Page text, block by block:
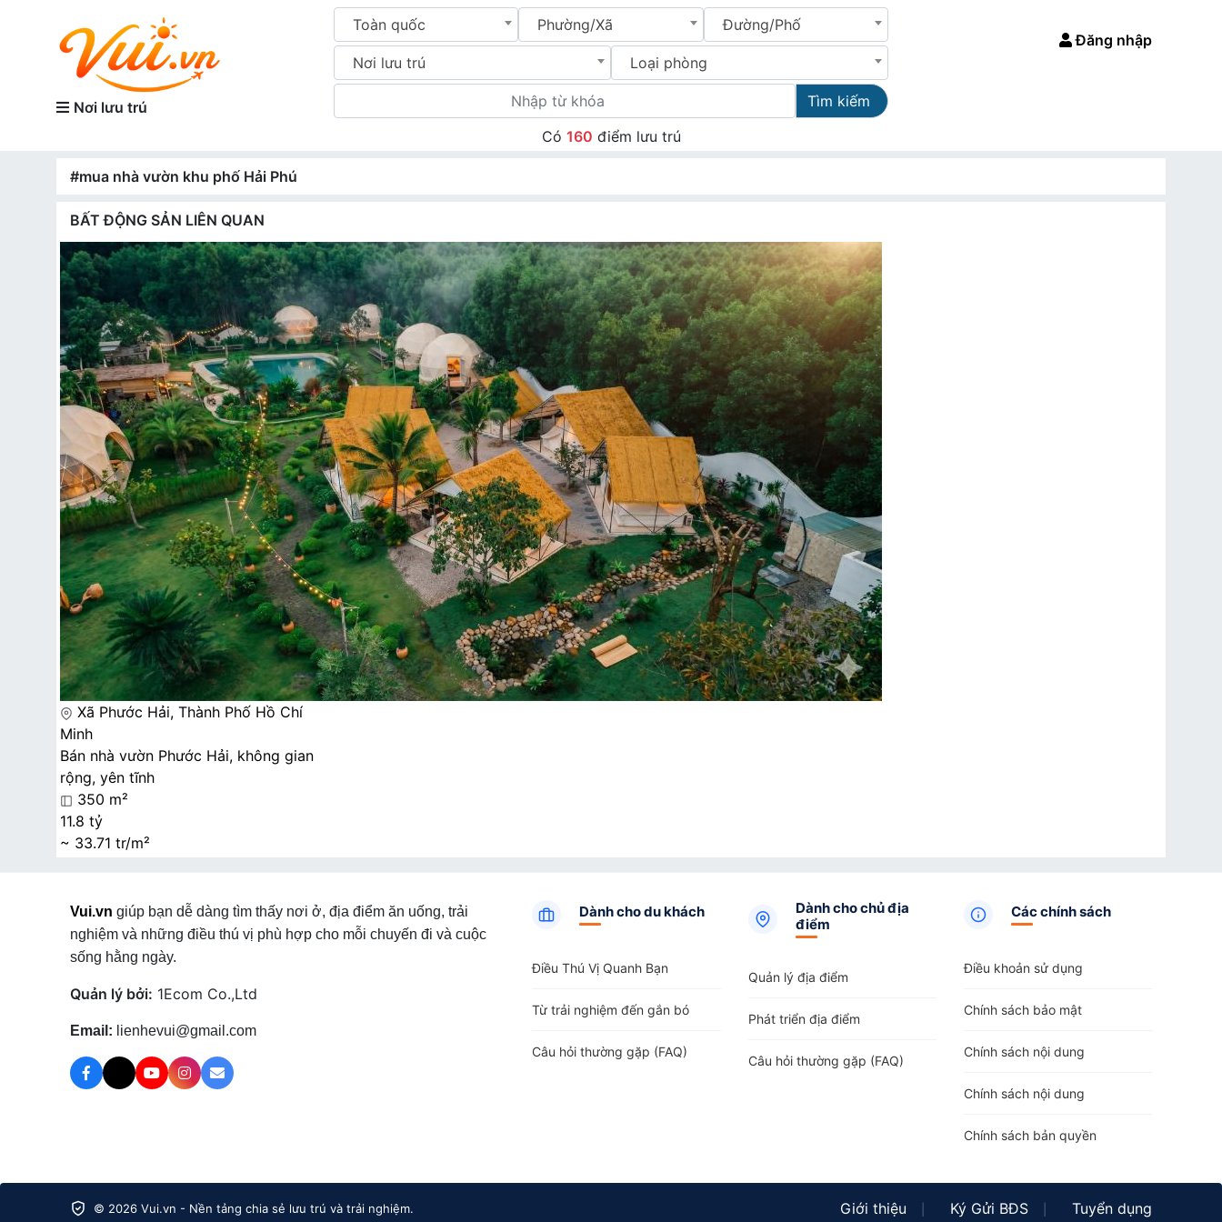
Nơi lưu trú
Toàn quốc Phường/Xã Đường/Phố
Nơi lưu trú Loại phòng
Tìm kiếm
Đăng nhập
Có 160 điểm lưu trú
#mua nhà vườn khu phố Hải Phú
BẤT ĐỘNG SẢN LIÊN QUAN
Xã Phước Hải, Thành Phố Hồ Chí
Minh
Bán nhà vườn Phước Hải, không gian
rộng, yên tĩnh
350 m²
11.8 tỷ
~ 33.71 tr/m²
Vui.vn giúp bạn dễ dàng tìm thấy nơi ở, địa điểm ăn uống, trải
nghiệm và những điều thú vị phù hợp cho mỗi chuyến đi và cuộc
sống hằng ngày.
Quản lý bởi: 1Ecom Co.,Ltd
Email: lienhevui@gmail.com
Dành cho du khách
Điều Thú Vị Quanh Bạn
Từ trải nghiệm đến gắn bó
Câu hỏi thường gặp (FAQ)
Dành cho chủ địa
điểm
Quản lý địa điểm
Phát triển địa điểm
Câu hỏi thường gặp (FAQ)
Các chính sách
Điều khoản sử dụng
Chính sách bảo mật
Chính sách nội dung
Chính sách nội dung
Chính sách bản quyền
© 2026 Vui.vn - Nền tảng chia sẻ lưu trú và trải nghiệm. Giới thiệu Ký Gửi BĐS Tuyển dụng